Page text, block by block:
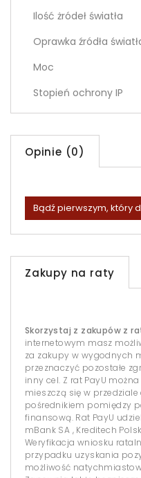
Ilość żródeł światła
Oprawka źródła
Moc
Stopień ochrony IP
Opinie (0)
Bądź pierwszym, który
Zakupy na raty
Skorzystaj z zakupów z
internetowym masz
za zakupy w wygodnych
przeznaczyć pozostałe
inny cel. Z rat PayU
mieszczą się w przedziale
pośrednikiem pomiędzy
finansową. Rat PayU
mBank SA , Kreditech
Weryfikacja wniosku
przypadku uzyskania
możliwość